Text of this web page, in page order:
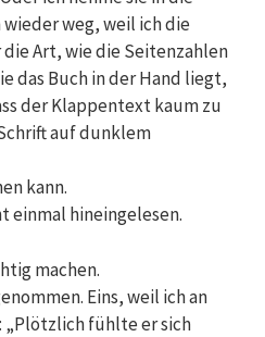
weg, weil ich die
Art, wie die Seitenzahlen
das Buch in der Hand liegt,
der Klappentext kaum zu
auf dunklem
kann.
einmal hineingelesen.
machen.
Eins, weil ich an
„Plötzlich fühlte er sich